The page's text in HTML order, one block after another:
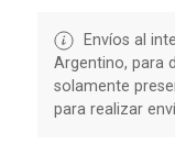
Envíos al
Argentino, para
solamente
para realizar